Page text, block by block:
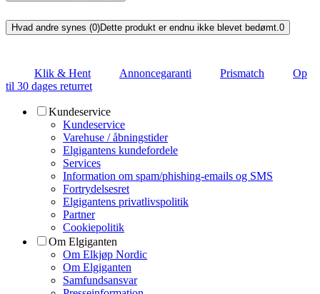
Hvad andre synes (0)Dette produkt er endnu ikke blevet bedømt. 0
Klik & Hent Annoncegaranti Prismatch
Op
til 30 dages returret
Kundeservice
Kundeservice
Varehuse / åbningstider
Elgigantens kundefordele
Services
Information om spam/phishing-emails og SMS
Fortrydelsesret
Elgigantens privatlivspolitik
Partner
Cookiepolitik
Om Elgiganten
Om Elkjøp Nordic
Om Elgiganten
Samfundsansvar